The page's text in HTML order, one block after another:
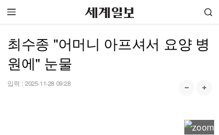
최수종 "어머니 아프셔서 요양 병
원에" 눈물
입력 : 2025-11-28 09:28